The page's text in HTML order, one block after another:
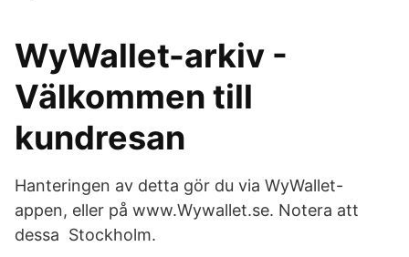
WyWallet-arkiv -
Välkommen till
kundresan
Hanteringen av detta gör du via WyWallet-
appen, eller på www.Wywallet.se. Notera att
dessa Stockholm.